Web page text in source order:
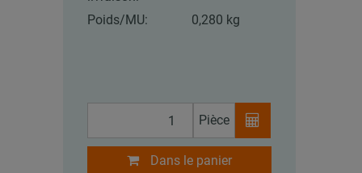
Poids/MU: 0,280 kg
Pièce
Dans le panier